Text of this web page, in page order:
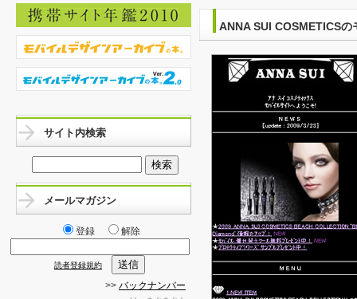
ANNA SUI COSMETICS
サイト内検索
メールマガジン
登録 解除
読者登録規約
>> バックナンバー